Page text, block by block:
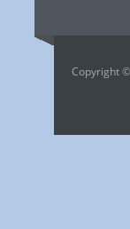
Copyright